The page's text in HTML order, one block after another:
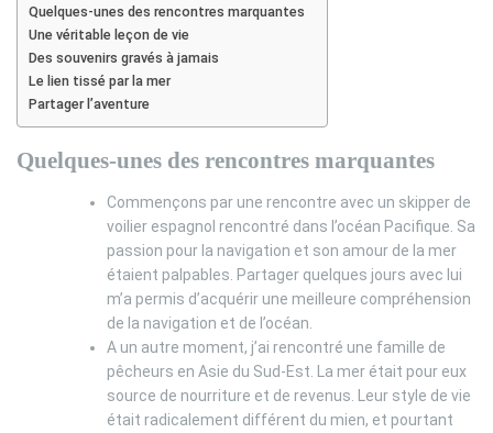
Quelques-unes des rencontres marquantes
Une véritable leçon de vie
Des souvenirs gravés à jamais
Le lien tissé par la mer
Partager l’aventure
Quelques-unes des rencontres marquantes
Commençons par une rencontre avec un skipper de
voilier espagnol rencontré dans l’océan Pacifique. Sa
passion pour la navigation et son amour de la mer
étaient palpables. Partager quelques jours avec lui
m’a permis d’acquérir une meilleure compréhension
de la navigation et de l’océan.
A un autre moment, j’ai rencontré une famille de
pêcheurs en Asie du Sud-Est. La mer était pour eux
source de nourriture et de revenus. Leur style de vie
était radicalement différent du mien, et pourtant